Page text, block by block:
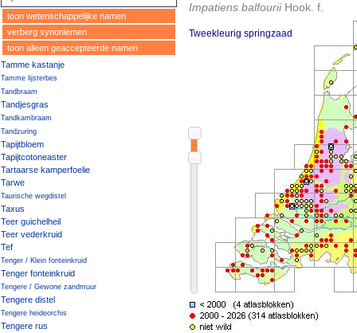
toon wetenschappelijke namen
verberg synoniemen
toon alleen geaccepteerde namen
Tamme kastanje
Tamme lijsterbes
Tandbraam
Tandjesgras
Tandkambraam
Tandzuring
Tapijtbloem
Tapijtcotoneaster
Tartaarse kamperfoelie
Tarwe
Taurische wegdistel
Taxus
Teer guichelheil
Teer vederkruid
Tef
Tenger / Klein fonteinkruid
Tenger fonteinkruid
Tengere / Gewone zandmuur
Tengere distel
Tengere heideorchis
Tengere rus
Impatiens balfourii Hook. f.
Tweekleurig springzaad